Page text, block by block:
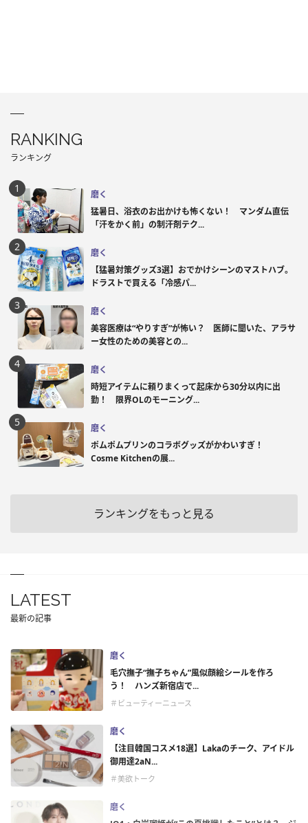
RANKING
ランキング
磨く
猛暑日、浴衣のお出かけも怖くない！ マンダム直伝
「汗をかく前」の制汗剤テク...
磨く
【猛暑対策グッズ3選】おでかけシーンのマストハブ。
ドラストで買える「冷感パ...
磨く
美容医療は“やりすぎ”が怖い？ 医師に聞いた、アラサ
ー女性のための美容との...
磨く
時短アイテムに頼りまくって起床から30分以内に出
勤！ 限界OLのモーニング...
磨く
ポムポムプリンのコラボグッズがかわいすぎ！
Cosme Kitchenの展...
ランキングをもっと見る
LATEST
最新の記事
磨く
毛穴撫子“撫子ちゃん”風似顔絵シールを作ろ
う！ ハンズ新宿店で...
＃ビューティーニュース
磨く
【注目韓国コスメ18選】Lakaのチーク、アイドル
御用達2aN...
＃美欲トーク
磨く